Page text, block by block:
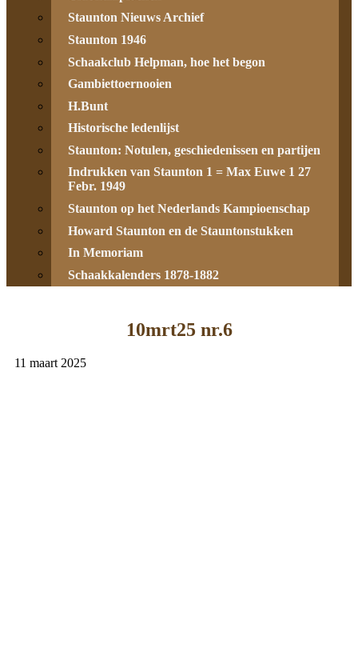
Staunton Nieuws Archief
Staunton 1946
Schaakclub Helpman, hoe het begon
Gambiettoernooien
H.Bunt
Historische ledenlijst
Staunton: Notulen, geschiedenissen en partijen
Indrukken van Staunton 1 = Max Euwe 1 27
Febr. 1949
Staunton op het Nederlands Kampioenschap
Howard Staunton en de Stauntonstukken
In Memoriam
Schaakkalenders 1878-1882
10mrt25 nr.6
11 maart 2025